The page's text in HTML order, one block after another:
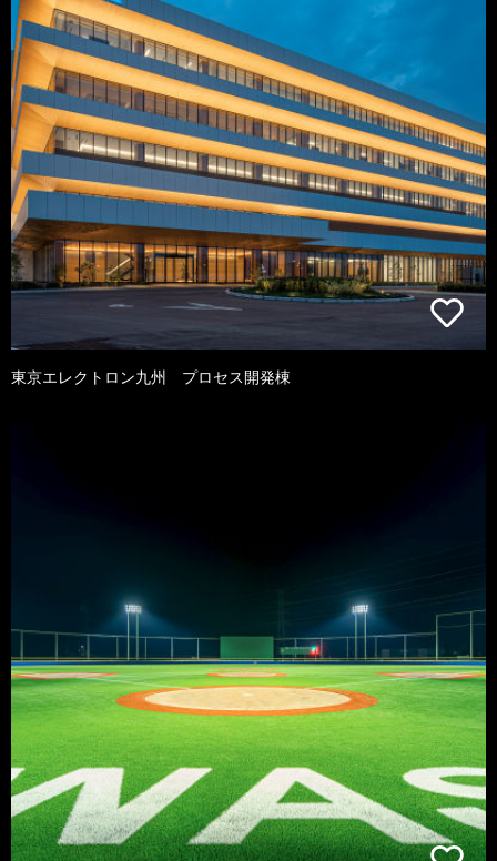
東京エレクトロン九州 プロセス開発棟